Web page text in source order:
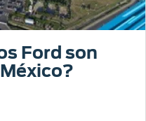
Ford son